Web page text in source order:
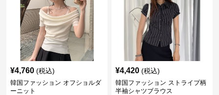
¥4,760 (税込)
韓国ファッション オフショルダ
ーニット
¥4,420 (税込)
韓国ファッション ストライプ柄
半袖シャツブラウス